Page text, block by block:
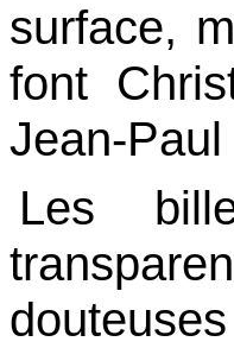
surface,
font
Jean-Paul
Les